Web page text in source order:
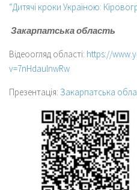
“Дитячі кроки Україною:
Закарпатська область
Відеоогляд області: https://
v=7nHdaulnwRw
Презентація: Закарпатська